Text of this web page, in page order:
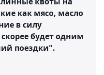
как мясо, масло
в силу
будет одним
поездки".